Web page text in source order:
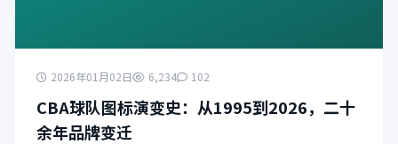
2026年01月02日 6,234 102
CBA球队图标演变史：从1995到2026，二十
余年品牌变迁